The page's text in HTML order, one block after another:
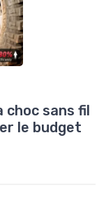
choc sans fil
le budget